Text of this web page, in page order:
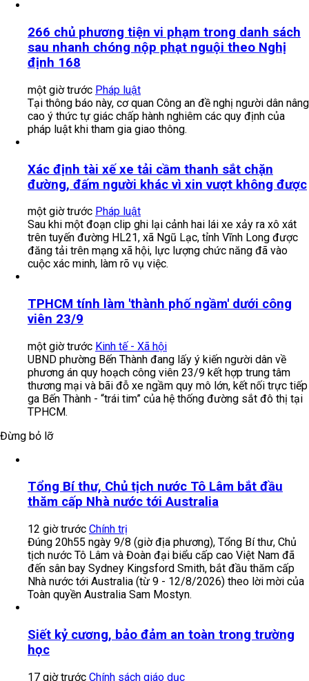
266 chủ phương tiện vi phạm trong danh sách
sau nhanh chóng nộp phạt nguội theo Nghị
định 168
một giờ trước Pháp luật
Tại thông báo này, cơ quan Công an đề nghị người dân nâng
cao ý thức tự giác chấp hành nghiêm các quy định của
pháp luật khi tham gia giao thông.
Xác định tài xế xe tải cầm thanh sắt chặn
đường, đấm người khác vì xin vượt không được
một giờ trước Pháp luật
Sau khi một đoạn clip ghi lại cảnh hai lái xe xảy ra xô xát
trên tuyến đường HL21, xã Ngũ Lạc, tỉnh Vĩnh Long được
đăng tải trên mạng xã hội, lực lượng chức năng đã vào
cuộc xác minh, làm rõ vụ việc.
TPHCM tính làm 'thành phố ngầm' dưới công
viên 23/9
một giờ trước Kinh tế - Xã hội
UBND phường Bến Thành đang lấy ý kiến người dân về
phương án quy hoạch công viên 23/9 kết hợp trung tâm
thương mại và bãi đỗ xe ngầm quy mô lớn, kết nối trực tiếp
ga Bến Thành - “trái tim” của hệ thống đường sắt đô thị tại
TPHCM.
Đừng bỏ lỡ
Tổng Bí thư, Chủ tịch nước Tô Lâm bắt đầu
thăm cấp Nhà nước tới Australia
12 giờ trước Chính trị
Đúng 20h55 ngày 9/8 (giờ địa phương), Tổng Bí thư, Chủ
tịch nước Tô Lâm và Đoàn đại biểu cấp cao Việt Nam đã
đến sân bay Sydney Kingsford Smith, bắt đầu thăm cấp
Nhà nước tới Australia (từ 9 - 12/8/2026) theo lời mời của
Toàn quyền Australia Sam Mostyn.
Siết kỷ cương, bảo đảm an toàn trong trường
học
17 giờ trước Chính sách giáo dục